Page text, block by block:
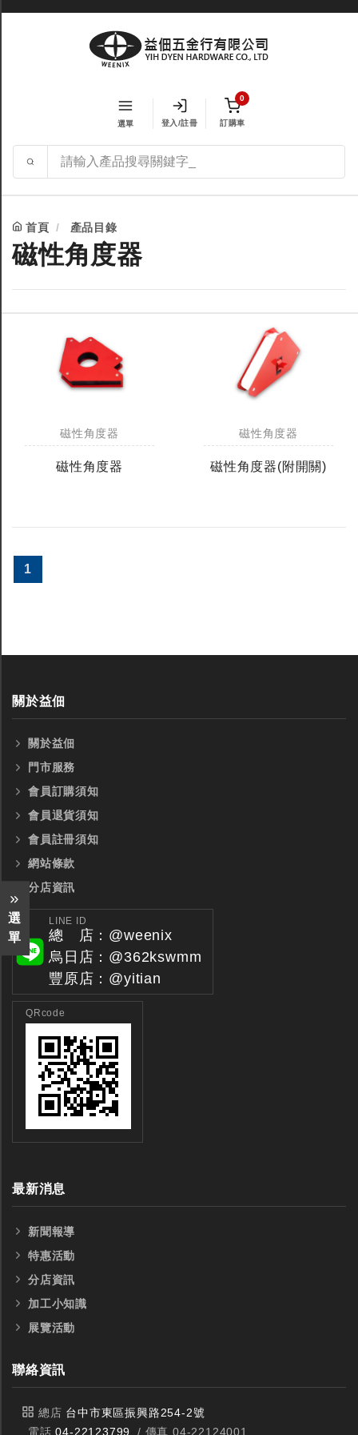
選單 登入/註冊
0
訂購車
首頁 產品目錄
磁性角度器
選
單
磁性角度器
磁性角度器
磁性角度器
磁性角度器(附開關)
1
關於益佃
關於益佃
門市服務
會員訂購須知
會員退貨須知
會員註冊須知
網站條款
分店資訊
LINE ID
總 店：@weenix
烏日店：@362kswmm
豐原店：@yitian
QRcode
最新消息
新聞報導
特惠活動
分店資訊
加工小知識
展覽活動
聯絡資訊
總店 台中市東區振興路254-2號
電話04-22123799 / 傳真 04-22124001